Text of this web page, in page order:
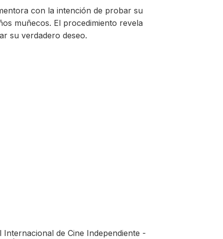
con la intención de probar su
muñecos. El procedimiento revela
su verdadero deseo.
de Cine Independiente -